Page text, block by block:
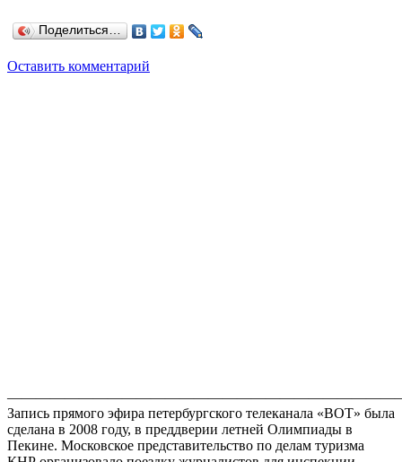
Поделиться…
Оставить комментарий
Запись прямого эфира петербургского телеканала «ВОТ» была
сделана в 2008 году, в преддверии летней Олимпиады в
Пекине. Московское представительство по делам туризма